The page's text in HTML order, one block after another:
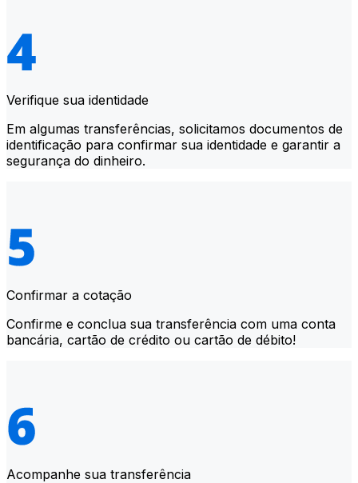
Verifique sua identidade
Em algumas transferências, solicitamos documentos de
identificação para confirmar sua identidade e garantir a
segurança do dinheiro.
Confirmar a cotação
Confirme e conclua sua transferência com uma conta
bancária, cartão de crédito ou cartão de débito!
Acompanhe sua transferência